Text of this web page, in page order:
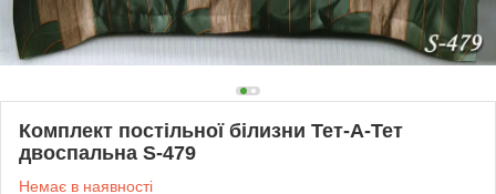
Комплект постільної білизни Тет-А-Тет
двоспальна S-479
Немає в наявності